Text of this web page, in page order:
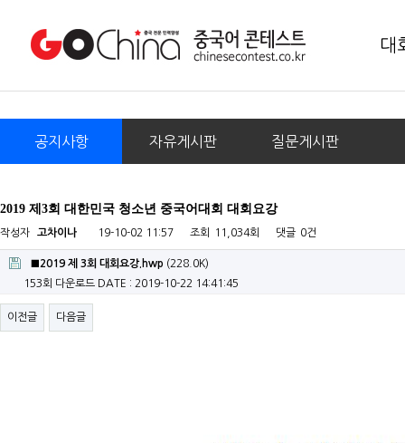
대
공지사항 자유게시판 질문게시판
2019 제3회 대한민국 청소년 중국어대회 대회요강
작성자 고차이나 19-10-02 11:57 조회 11,034회 댓글 0건
■2019 제 3회 대회요강.hwp (228.0K)
153회 다운로드 DATE : 2019-10-22 14:41:45
이전글 다음글